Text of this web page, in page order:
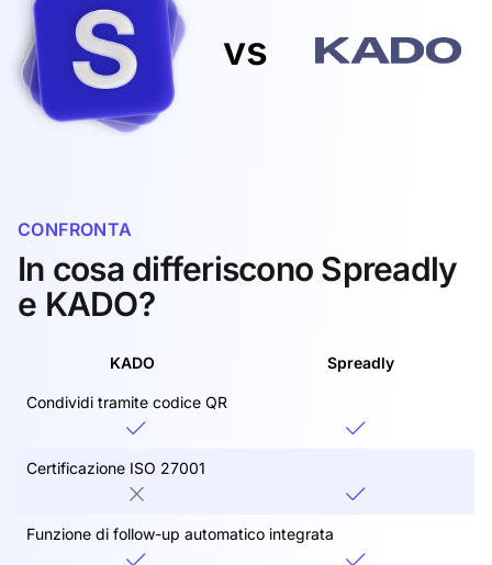
vs
CONFRONTA
In cosa differiscono Spreadly
e KADO?
KADO Spreadly
Condividi tramite codice QR
Certificazione ISO 27001
Funzione di follow-up automatico integrata